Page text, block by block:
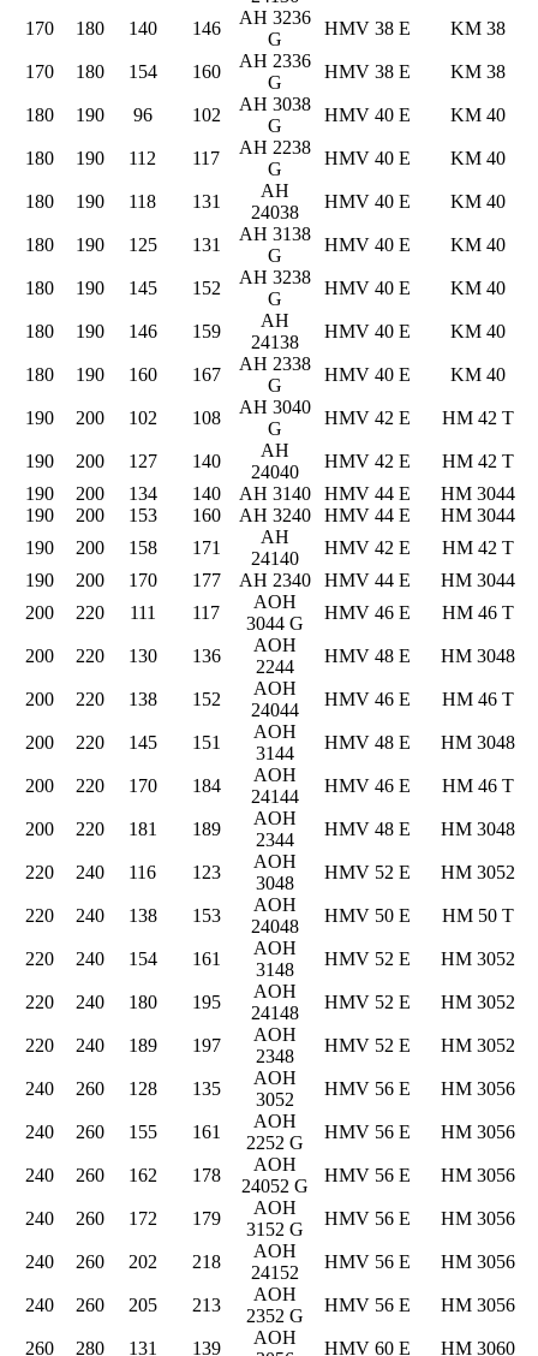
170
180 140 146
AH 3236
G
HMV 38 E KM 38
170 180 154 160
AH 2336
G
HMV 38 E KM 38
180 190 96 102
AH 3038
G
HMV 40 E KM 40
180 190 112 117
AH 2238
G
HMV 40 E KM 40
180 190 118 131
AH
24038
HMV 40 E KM 40
180 190 125 131
AH 3138
G
HMV 40 E KM 40
180 190 145 152
AH 3238
G
HMV 40 E KM 40
180 190 146 159
AH
24138
HMV 40 E KM 40
180 190 160 167
AH 2338
G
HMV 40 E KM 40
190 200 102 108
AH 3040
G
HMV 42 E HM 42 T
190 200 127 140
AH
24040
HMV 42 E
HM 42 T
190
200 134 140 AH 3140 HMV 44 E
HM 3044
190
200 153 160 AH 3240 HMV 44 E
HM 3044
190
200 158 171
AH
24140
HMV 42 E
HM 42 T
190
200 170 177 AH 2340 HMV 44 E
HM 3044
200
220 111 117
AOH
3044 G
HMV 46 E HM 46 T
200 220 130 136
AOH
2244
HMV 48 E HM 3048
200 220 138 152
AOH
24044
HMV 46 E HM 46 T
200 220 145 151
AOH
3144
HMV 48 E HM 3048
200 220 170 184
AOH
24144
HMV 46 E HM 46 T
200 220 181 189
AOH
2344
HMV 48 E HM 3048
220 240 116 123
AOH
3048
HMV 52 E HM 3052
220 240 138 153
AOH
24048
HMV 50 E HM 50 T
220 240 154 161
AOH
3148
HMV 52 E HM 3052
220 240 180 195
AOH
24148
HMV 52 E HM 3052
220 240 189 197
AOH
2348
HMV 52 E HM 3052
240 260 128 135
AOH
3052
HMV 56 E HM 3056
240 260 155 161
AOH
2252 G
HMV 56 E HM 3056
240 260 162 178
AOH
24052 G
HMV 56 E HM 3056
240 260 172 179
AOH
3152 G
HMV 56 E HM 3056
240 260 202 218
AOH
24152
HMV 56 E HM 3056
240 260 205 213
AOH
2352 G
HMV 56 E HM 3056
260 280 131 139
AOH
HMV 60 E HM 3060